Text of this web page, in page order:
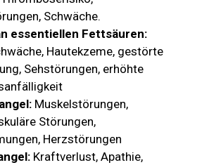
Schwäche.
essentiellen Fettsäuren:
Hautekzeme, gestörte
Sehstörungen, erhöhte
Muskelstörungen,
Störungen,
Herzstörungen
Kraftverlust, Apathie,